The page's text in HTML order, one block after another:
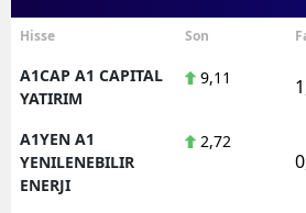
Hisse Son
A1CAP A1 CAPITAL
YATIRIM
9,11
A1YEN A1
YENILENEBILIR
ENERJI
2,72